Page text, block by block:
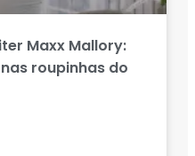
Maxx Mallory:
roupinhas do